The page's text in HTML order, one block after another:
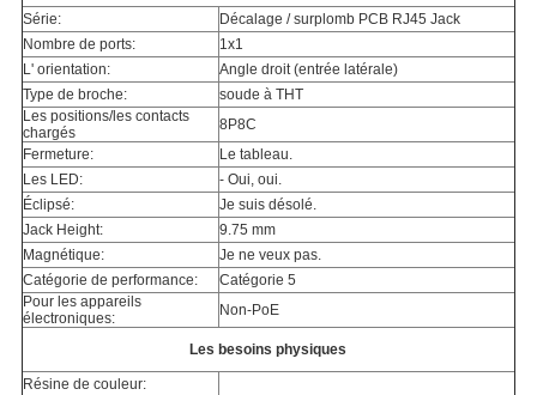
Série:
Décalage / surplomb PCB RJ45 Jack
Nombre de ports:
1x1
L' orientation:
Angle droit (entrée latérale)
Type de broche:
soude à THT
Les positions/les contacts
chargés
8P8C
Fermeture:
Le tableau.
Les LED:
- Oui, oui.
Éclipsé:
Je suis désolé.
Jack Height:
9.75 mm
Magnétique:
Je ne veux pas.
Catégorie de performance:
Catégorie 5
Pour les appareils
électroniques:
Non-PoE
Les besoins physiques
Résine de couleur: